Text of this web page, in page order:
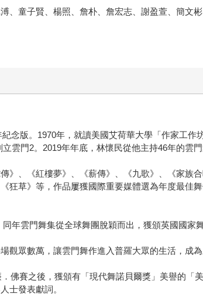
、童子賢、楊照、詹朴、詹宏志、謝盈萱、簡
念版。1970年，就讀美國艾荷華大學「作家工
雲門2。2019年年底，林懷民從他主持46年的雲
》、《紅樓夢》、《薪傳》、《九歌》、《家族
狂草》等，作品屢獲國際重要媒體選為年度最佳
年雲門舞集從全球舞團脫穎而出，獲頒英國國家
觀眾數萬，讓雲門舞作進入普羅大眾的生活，成
佛賽之後，獲頒有「現代舞諾貝爾獎」美譽的「
士發表獻詞。